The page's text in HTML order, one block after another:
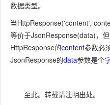
数据类型。
当HttpResponse('content',
等价于JsonResponse(data)，但
HttpResponse的content参数必
JsonResponse的data参数是个
至此。转载请注明出处。